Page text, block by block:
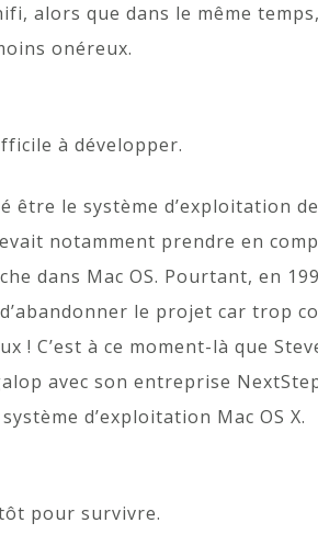
alors que dans le même
onéreux.
à développer.
être le système d’exploitation
notamment prendre en
dans Mac OS. Pourtant, en
d’abandonner le projet car trop
! C’est à ce moment-là que
avec son entreprise
d’exploitation Mac OS X.
pour survivre.